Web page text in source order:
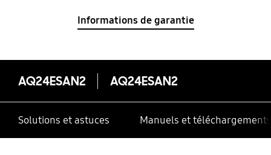
Informations de garantie
AQ24ESAN2 AQ24ESAN2
Solutions et astuces Manuels et téléchargements